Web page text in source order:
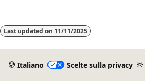
Last updated on 11/11/2025
Italiano Scelte sulla privacy